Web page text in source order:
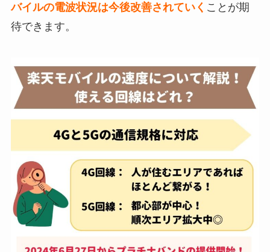
バイルの電波状況は今後改善されていく ことが期
待できます。